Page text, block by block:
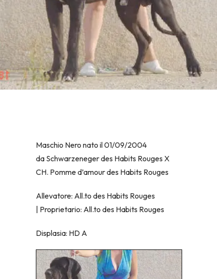
Maschio Nero nato il 01/09/2004
da Schwarzeneger des Habits Rouges X
CH. Pomme d’amour des Habits Rouges
Allevatore: All.to des Habits Rouges
| Proprietario: All.to des Habits Rouges
Displasia: HD A